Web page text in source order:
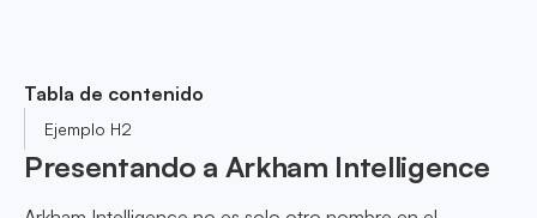
Tabla de contenido
Ejemplo H2
Presentando a Arkham Intelligence